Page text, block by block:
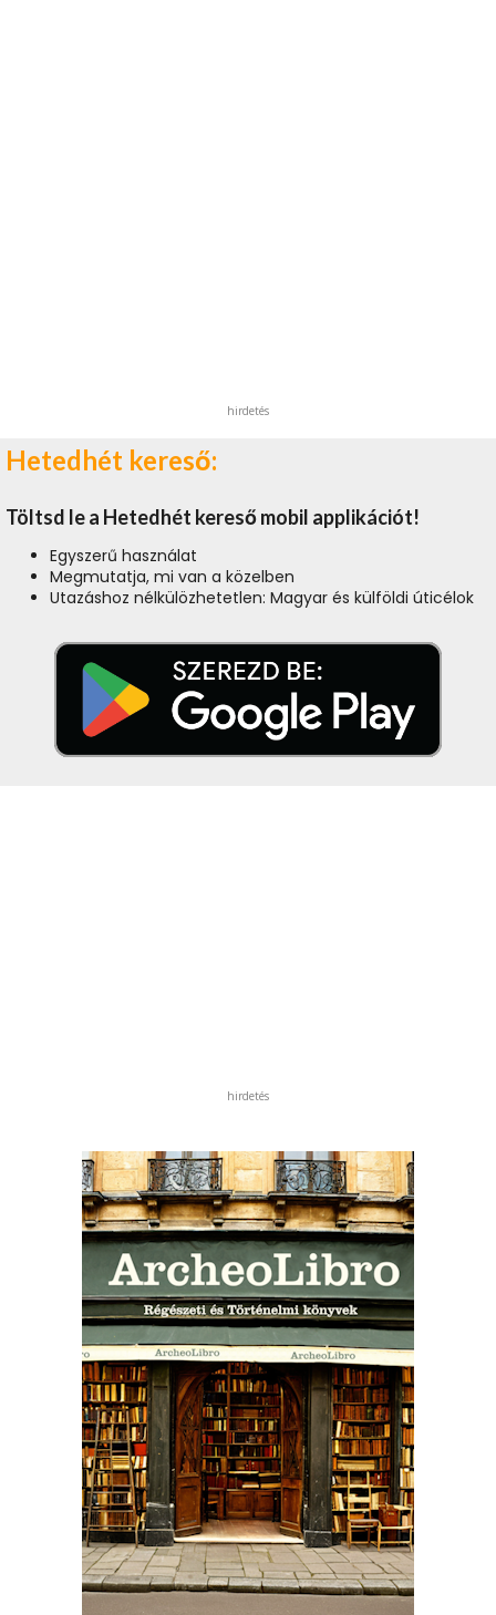
hirdetés
Hetedhét kereső:
Töltsd le a Hetedhét kereső mobil applikációt!
Egyszerű használat
Megmutatja, mi van a közelben
Utazáshoz nélkülözhetetlen: Magyar és külföldi úticélok
hirdetés